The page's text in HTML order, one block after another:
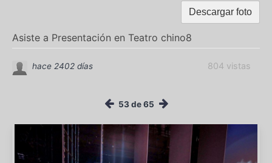
Descargar foto
Asiste a Presentación en Teatro chino8
804 vistas
hace 2402 días
53 de 65